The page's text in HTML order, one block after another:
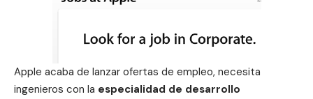
Apple acaba de lanzar ofertas de empleo, necesita
ingenieros con la especialidad de desarrollo